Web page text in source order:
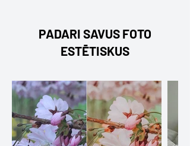
PADARI SAVUS FOTO
ESTĒTISKUS